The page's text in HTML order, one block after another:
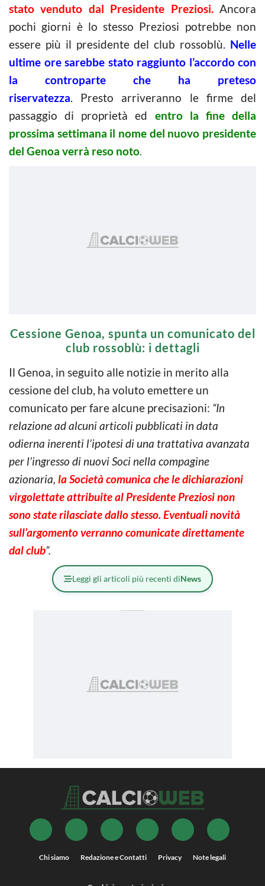
stato venduto dal Presidente Preziosi. Ancora
pochi giorni è lo stesso Preziosi potrebbe non
essere più il presidente del club rossoblù. Nelle
ultime ore sarebbe stato raggiunto l’accordo con
la controparte che ha preteso
riservatezza. Presto arriveranno le firme del
passaggio di proprietà ed entro la fine della
prossima settimana il nome del nuovo presidente
del Genoa verrà reso noto.
Cessione Genoa, spunta un comunicato del
club rossoblù: i dettagli
Il Genoa, in seguito alle notizie in merito alla
cessione del club, ha voluto emettere un
comunicato per fare alcune precisazioni: “In
relazione ad alcuni articoli pubblicati in data
odierna inerenti l’ipotesi di una trattativa avanzata
per l’ingresso di nuovi Soci nella compagine
azionaria, la Società comunica che le dichiarazioni
virgolettate attribuite al Presidente Preziosi non
sono state rilasciate dallo stesso. Eventuali novità
sull’argomento verranno comunicate direttamente
dal club”.
Leggi gli articoli più recenti diNews
Chi siamo Redazione e Contatti Privacy Note legali